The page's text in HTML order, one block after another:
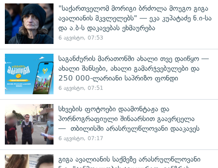
"საქართველომ მორიგი ბრძოლა მოუგო გიგა
ავალიანის მკვლელებს" — ეკა კუპატაძე ნ.ი-სა
და ა.ბ-ს დაკავებას ეხმაურება
6 აგვისტო, 07:53
საგანძურის მარათონში ახალი თვე დაიწყო —
ახალი შანსები, ახალი გამარჯვებულები და
250 000-ლარიანი საპრიზო ფონდი
6 აგვისტო, 07:51
სხვების ფოტოები დაამონტაჟა და
პორნოგრაფიული შინაარსით გაავრცელა
— თბილისში არასრულწლოვანი დააკავეს
6 აგვისტო, 07:17
გიგა ავალიანის საქმეზე არასრულწლოვანი